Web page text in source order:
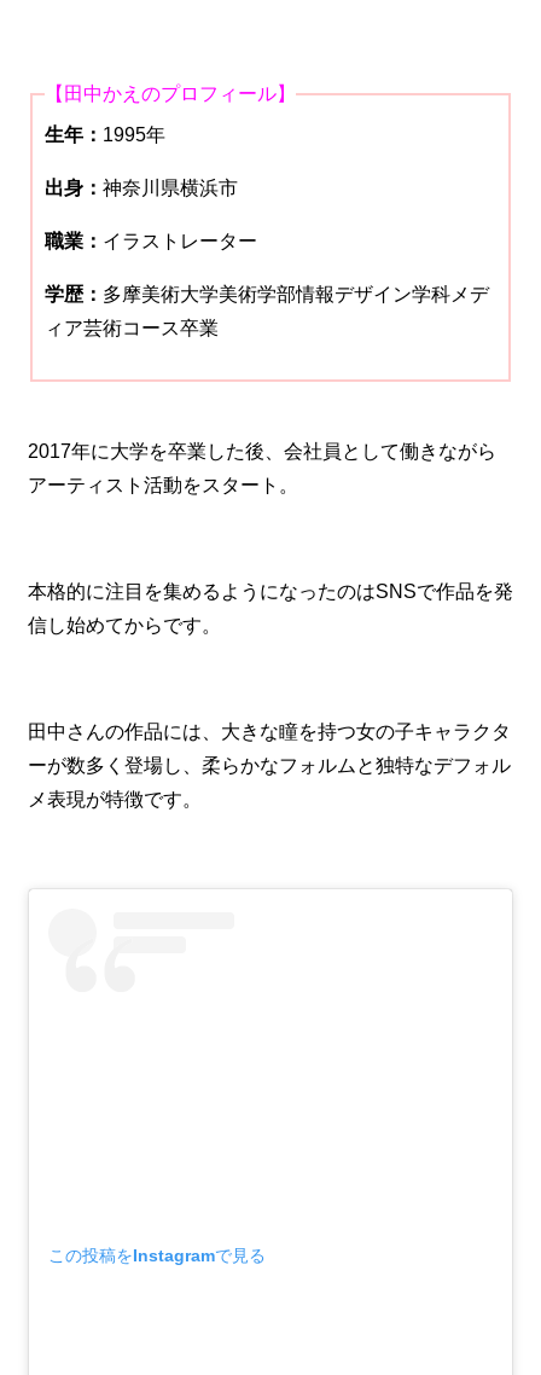
【田中かえのプロフィール】
生年： 1995年
出身： 神奈川県横浜市
職業： イラストレーター
学歴： 多摩美術大学美術学部情報デザイン学科メデ
ィア芸術コース卒業
2017年に大学を卒業した後、会社員として働きながら
アーティスト活動をスタート。
本格的に注目を集めるようになったのはSNSで作品を発
信し始めてからです。
田中さんの作品には、大きな瞳を持つ女の子キャラクタ
ーが数多く登場し、柔らかなフォルムと独特なデフォル
メ表現が特徴です。
この投稿をInstagramで見る